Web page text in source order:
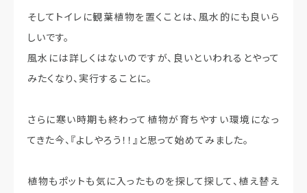
そしてトイレに観葉植物を置くことは、風水的にも良いら
しいです。
風水には詳しくはないのですが、良いといわれるとやって
みたくなり、実行することに。
さらに寒い時期も終わって植物が育ちやすい環境になっ
てきた今、『よしやろう！！』と思って始めてみました。
植物もポットも気に入ったものを探して探して、植え替え